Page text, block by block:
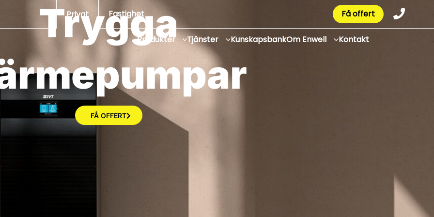
Privat Fastighet Få offert
Produkter Tjänster KunskapsbankOm Enwell Kontakt
Trygga
värmepump
FÅ OFFERT